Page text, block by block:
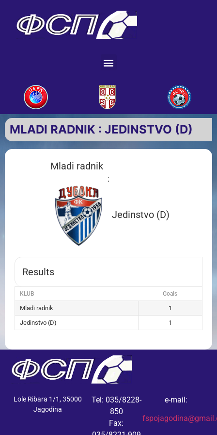
MLADI RADNIK : JEDINSTVO (D)
Mladi radnik
:
Jedinstvo (D)
Results
KLUB Goals
Mladi radnik
1
Jedinstvo (D)
1
Lole Ribara 1/1, 35000
Jagodina
Tel: 035/8228-
850
Fax:
e-mail: